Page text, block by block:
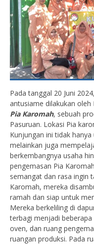
Pada tanggal 20 Juni
antusiame dilakukan oleh
Pia Karomah, sebuah
Pasuruan. Lokasi Pia
Kunjungan ini tidak
melainkan juga
berkembangnya usaha
pengemasan Pia
semangat dan rasa ingin
Karomah, mereka
ramah dan siap untuk
Mereka berkeliling di
terbagi menjadi
oven, dan ruang
ruangan produksi. Pada